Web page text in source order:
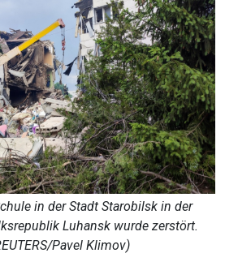
in der Stadt Starobilsk in der
Luhansk wurde zerstört.
Pavel Klimov)